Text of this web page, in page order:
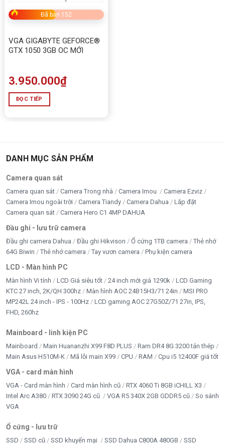
Đã bán 152
VGA GIGABYTE GEFORCE®
GTX 1050 3GB OC MỚI
3.950.000₫
ĐỌC TIẾP
DANH MỤC SẢN PHẨM
Camera quan sát
Camera quan sát Camera Trong nhà Camera Imou
Camera Ezviz
Camera Imou ngoài trời
Camera Tiandy Camera Dahua
Lắp đặt
Camera quan sát
Camera Hero C1 4MP DAHUA
Đầu ghi - lưu trữ camera
Đầu ghi camera Dahua Đầu ghi Hikvison Ổ cứng 1TB camera
Thẻ nhớ
64G Biwin
Thẻ nhớ camera Tay vươn camera Phụ kiện camera
LCD - Màn hình PC
Màn hình Vi tính LCD Giá siêu tốt 24 inch mới giá 1290k
LCD Gaming
KTC 27 inch, 2K/QH 300hz
Màn hình AOC 24B15H3/71 24in
MSI PRO
MP242L 24 inch - IPS - 100Hz
LCD gaming AOC 27G50Z/71 27in, IPS,
FHD, 260hz
Mainboard - linh kiện PC
Mainboard Main Huananzhi X99 F8D PLUS
Ram DR4 8G 3200 tản thép
Main Asus H510M-K
Mã lỗi main X99 CPU RAM Cpu i5 12400F giá tốt
VGA - card màn hình
VGA - Card màn hình Card màn hình cũ
RTX 4060 Ti 8GB iCHILL X3
Intel Arc A380
RTX 3090 24G cũ VGA R5 340X 2GB GDDR5 cũ
So sánh
VGA
Ổ cứng - lưu trữ
SSD SSD cũ SSD khuyến mại SSD Dahua C800A 480GB
SSD